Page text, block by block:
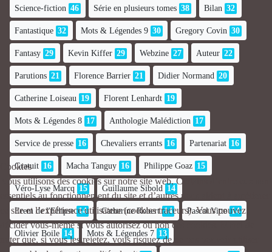
Science-fiction 46 Série en plusieurs tomes 38 Bilan 32
Fantastique 32 Mots & Légendes 9 30 Gregory Covin 30
Fantasy 29 Kevin Kiffer 29 Webzine 27 Auteur 22
Parutions 21 Florence Barrier 21 Didier Normand 20
Catherine Loiseau 19 Florent Lenhardt 19
Mots & Légendes 8 17 Anthologie Malédiction 17
Service de presse 16 Chevaliers errants 16 Partenariat 16
Gratuit 16 Macha Tanguy 16 Philippe Goaz 15
Véro-Lyse Marcq 15 Guillaume Sibold 14
Erem de l'Ellipse 14 Catherine Robert 14 Pascal Vitte 14
Olivier Boile 14 Mots & Légendes 7 13
Cookies
Nous utilisons des cookies sur notre site web. Certains d’entre eux sont
essentiels au fonctionnement du site et d’autres nous aident à améliorer
ce site et l’expérience utilisateur (cookies traceurs). Vous pouvez
décider vous-même si vous autorisez ou non ces cookies. Merci de
noter que, si vous les rejetez, vous risquez de ne pas pouvoir utiliser